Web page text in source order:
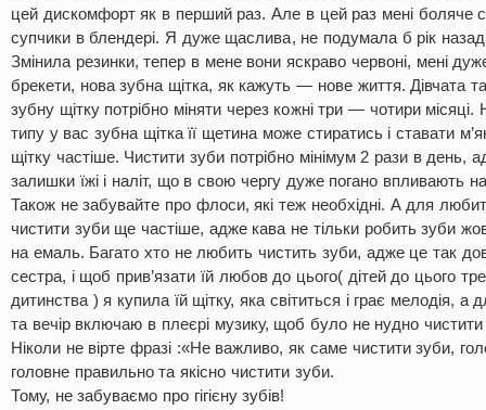
цей дискомфорт як в перший раз. Але в цей раз мені боляче
супчики в блендері. Я дуже щаслива, не подумала б рік
Змінила резинки, тепер в мене вони яскраво червоні, мені
брекети, нова зубна щітка, як кажуть — нове життя. Дівчата
зубну щітку потрібно міняти через кожні три — чотири місяці.
типу у вас зубна щітка її щетина може стиратись і ставати
щітку частіше. Чистити зуби потрібно мінімум 2 рази в день,
залишки їжі і наліт, що в свою чергу дуже погано впливають
Також не забувайте про флоси, які теж необхідні. А для
чистити зуби ще частіше, адже кава не тільки робить зуби
на емаль. Багато хто не любить чистить зуби, адже це так
сестра, і щоб прив’язати їй любов до цього( дітей до цього
дитинства ) я купила їй щітку, яка світиться і грає мелодія, а
та вечір включаю в плеєрі музику, щоб було не нудно чистити
Ніколи не вірте фразі :«Не важливо, як саме чистити зуби,
головне правильно та якісно чистити зуби.
Тому, не забуваємо про гігієну зубів!